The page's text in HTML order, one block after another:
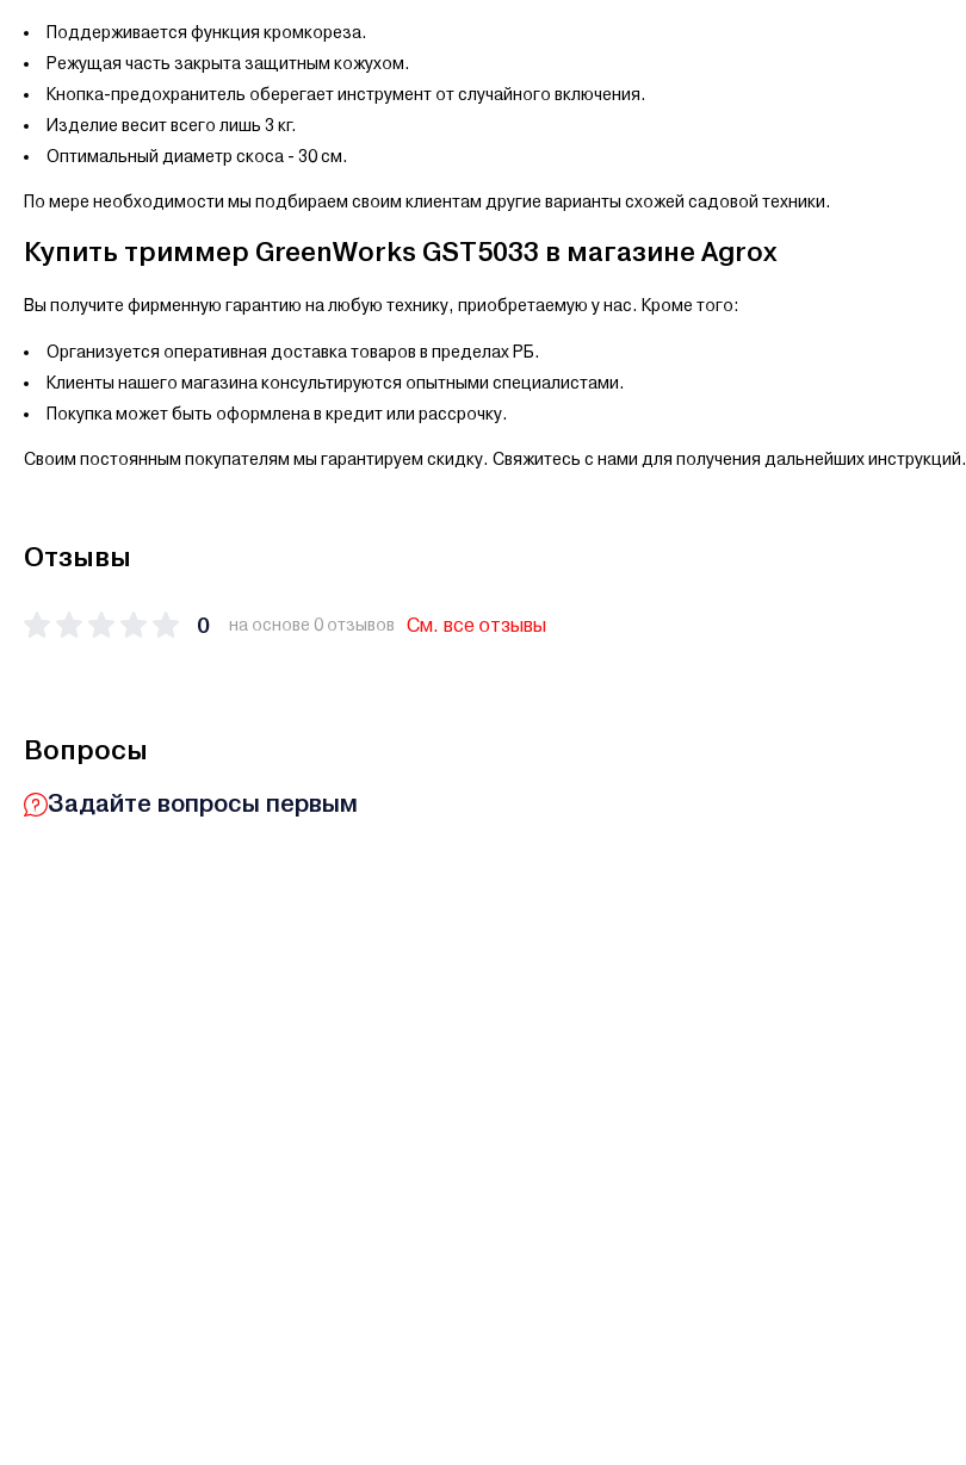
Поддерживается функция кромкореза.
Режущая часть закрыта защитным кожухом.
Кнопка-предохранитель оберегает инструмент от случайного включения.
Изделие весит всего лишь 3 кг.
Оптимальный диаметр скоса - 30 см.
По мере необходимости мы подбираем своим клиентам другие варианты схожей садовой техники.
Купить триммер GreenWorks GST5033 в магазине Agrox
Вы получите фирменную гарантию на любую технику, приобретаемую у нас. Кроме того:
Организуется оперативная доставка товаров в пределах РБ.
Клиенты нашего магазина консультируются опытными специалистами.
Покупка может быть оформлена в кредит или рассрочку.
Своим постоянным покупателям мы гарантируем скидку. Свяжитесь с нами для получения дальнейших инструкций.
Отзывы
0 на основе 0 отзывов См. все отзывы
Вопросы
Задайте вопросы первым